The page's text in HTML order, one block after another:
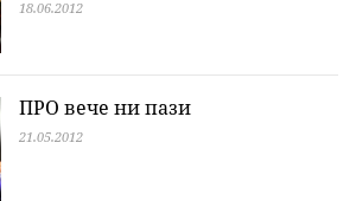
18.06.2012
ПРО вече ни пази
21.05.2012